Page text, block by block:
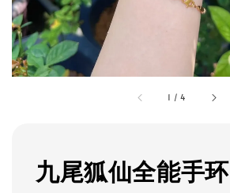
1 /4
九尾狐仙全能手环